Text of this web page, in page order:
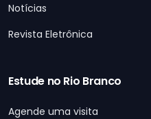
Notícias
Revista Eletrônica
Estude no Rio Branco
Agende uma visita